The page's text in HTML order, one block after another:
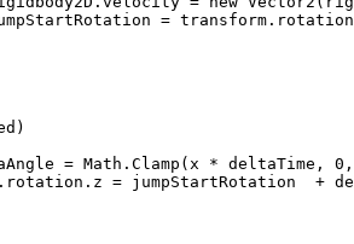
=
= Math.Clamp(x * deltaTime,
= jumpStartRotation  +